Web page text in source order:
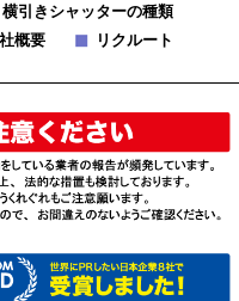
横引きシャッターの種類
概要
リクルート